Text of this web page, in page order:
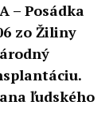
– Posádka
zo Žiliny
ľudského